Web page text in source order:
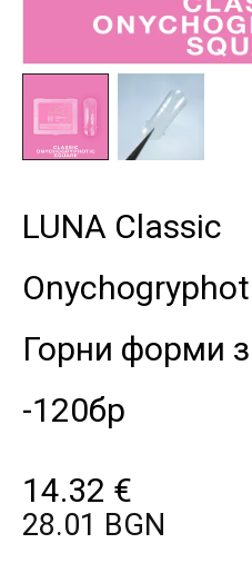
LUNA Classic
Горни форми
-120бр
14.32 €
28.01 BGN